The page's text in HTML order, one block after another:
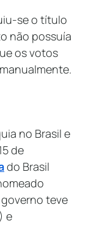
se o título
não possuía
os votos
no Brasil e
de
do Brasil
teve
e